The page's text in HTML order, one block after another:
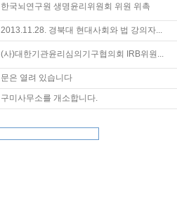
한국뇌연구원 생명윤리위원회 위원 위촉
2013.11.28. 경북대 현대사회와 법 강의자...
(사)대한기관윤리심의기구협의회 IRB위원...
문은 열려 있습니다
구미사무소를 개소합니다.